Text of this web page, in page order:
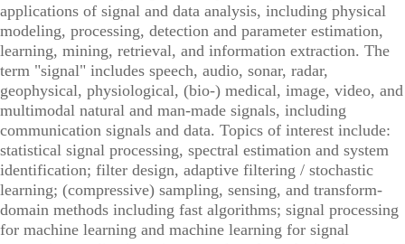
applications of signal and data analysis, including physical
modeling, processing, detection and parameter estimation,
learning, mining, retrieval, and information extraction. The
term "signal" includes speech, audio, sonar, radar,
geophysical, physiological, (bio-) medical, image, video, and
multimodal natural and man-made signals, including
communication signals and data. Topics of interest include:
statistical signal processing, spectral estimation and system
identification; filter design, adaptive filtering / stochastic
learning; (compressive) sampling, sensing, and transform-
domain methods including fast algorithms; signal processing
for machine learning and machine learning for signal